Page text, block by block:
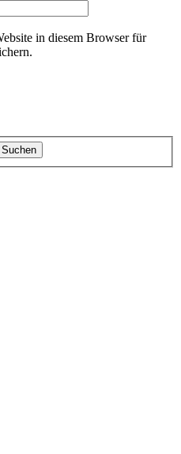
in diesem Browser für